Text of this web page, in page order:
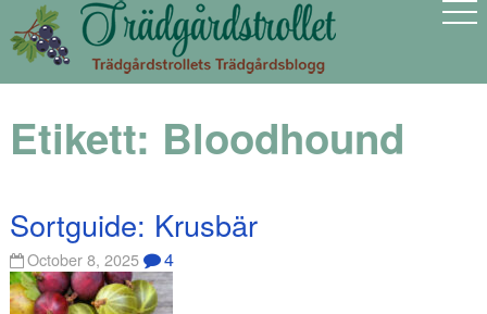
Etikett: Bloodhound
Sortguide: Krusbär
October 8, 2025 4